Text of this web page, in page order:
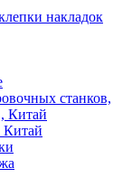
накладок
станков,
Китай
Китай